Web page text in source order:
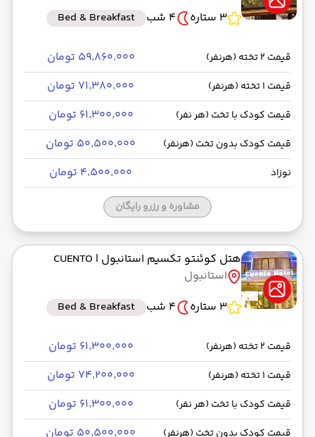
3 ستاره
4 شب Bed & Breakfast
قیمت 2 تخته (هرنفر) ۵۹٬۸۶۰٬۰۰۰ تومان
قیمت 1 تخته (هرنفر) ۷۱٬۳۸۰٬۰۰۰ تومان
قیمت کودک با تخت (هر نفر) ۶۱٬۳۰۰٬۰۰۰ تومان
قیمت کودک بدون تخت (هرنفر) ۵۰٬۵۰۰٬۰۰۰ تومان
نوزاد ۴٬۵۰۰٬۰۰۰ تومان
مشاوره و رزرو رایگان
هتل کوئنتو تکسیم استانبول | CUENTO
استانبول
3 ستاره
4 شب Bed & Breakfast
قیمت 2 تخته (هرنفر) ۶۱٬۳۰۰٬۰۰۰ تومان
قیمت 1 تخته (هرنفر) ۷۴٬۲۰۰٬۰۰۰ تومان
قیمت کودک با تخت (هر نفر) ۶۱٬۳۰۰٬۰۰۰ تومان
قیمت کودک بدون تخت (هرنفر) ۵۰٬۵۰۰٬۰۰۰ تومان